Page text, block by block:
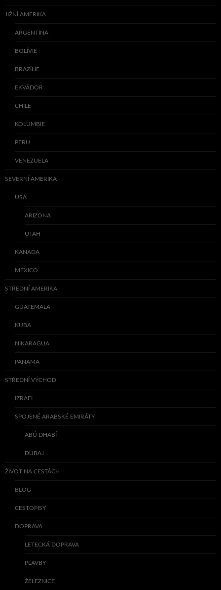
JIŽNÍ AMERIKA
ARGENTINA
BOLÍVIE
BRAZÍLIE
EKVÁDOR
CHILE
KOLUMBIE
PERU
VENEZUELA
SEVERNÍ AMERIKA
USA
ARIZONA
UTAH
KANADA
MEXICO
STŘEDNÍ AMERIKA
GUATEMALA
KUBA
NIKARAGUA
PANAMA
STŘEDNÍ VÝCHOD
IZRAEL
SPOJENÉ ARABSKÉ EMIRÁTY
ABÚ DHABÍ
DUBAJ
ŽIVOT NA CESTÁCH
BLOG
CESTOPISY
DOPRAVA
LETECKÁ DOPRAVA
PLAVBY
ŽELEZNICE